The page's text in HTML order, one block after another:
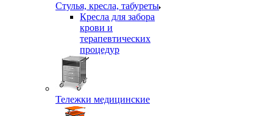
Стулья, кресла, табуреты
Кресла для забора
крови и
терапевтических
процедур
Тележки медицинские